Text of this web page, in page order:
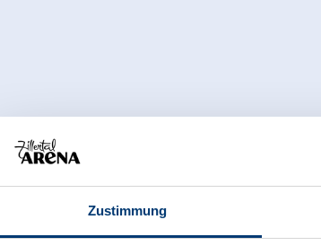
Zustimmung